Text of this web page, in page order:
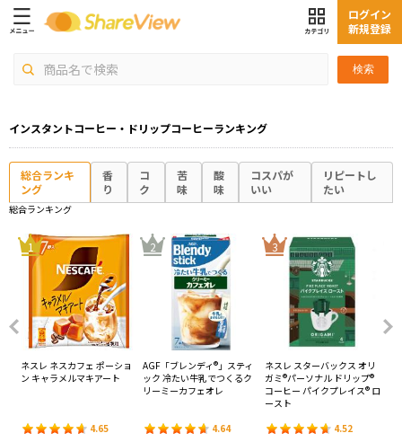
検索
ログイン
新規登録
インスタントコーヒー・ドリップコーヒーランキング
総合ランキ
ング
香
り
コ
ク
苦
味
酸
味
コスパが
いい
リピートし
たい
総合ランキング
1
ネスレ ネスカフェ ポーショ
ン キャラメルマキアート
4.65
2
AGF「ブレンディ®」スティ
ック 冷たい牛乳でつくるク
リーミーカフェオレ
4.64
3
ネスレ スターバックス オリ
ガミ®パーソナル ドリップ®
コーヒー パイクプレイス® ロ
ースト
4.52